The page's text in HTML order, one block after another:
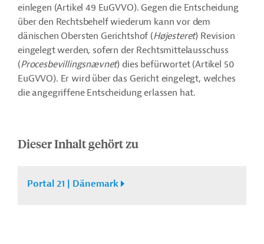
einlegen (Artikel 49 EuGVVO). Gegen die Entscheidung
über den Rechtsbehelf wiederum kann vor dem
dänischen Obersten Gerichtshof (Højesteret) Revision
eingelegt werden, sofern der Rechtsmittelausschuss
(Procesbevillingsnævnet) dies befürwortet (Artikel 50
EuGVVO). Er wird über das Gericht eingelegt, welches
die angegriffene Entscheidung erlassen hat.
Dieser Inhalt gehört zu
Portal 21 | Dänemark